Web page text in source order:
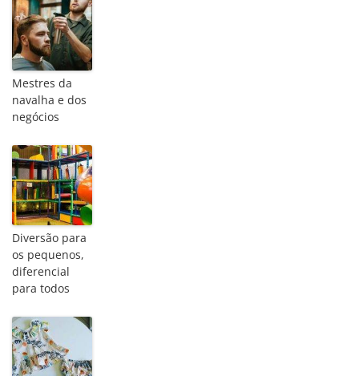
Mestres da
navalha e dos
negócios
Diversão para
os pequenos,
diferencial
para todos